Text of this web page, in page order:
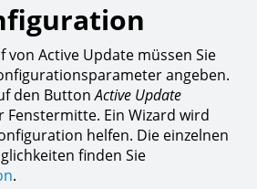
von Active Update müssen Sie
angeben.
den ButtonActive Update
Fenstermitte. Ein Wizard wird
helfen. Die einzelnen
finden Sie
.